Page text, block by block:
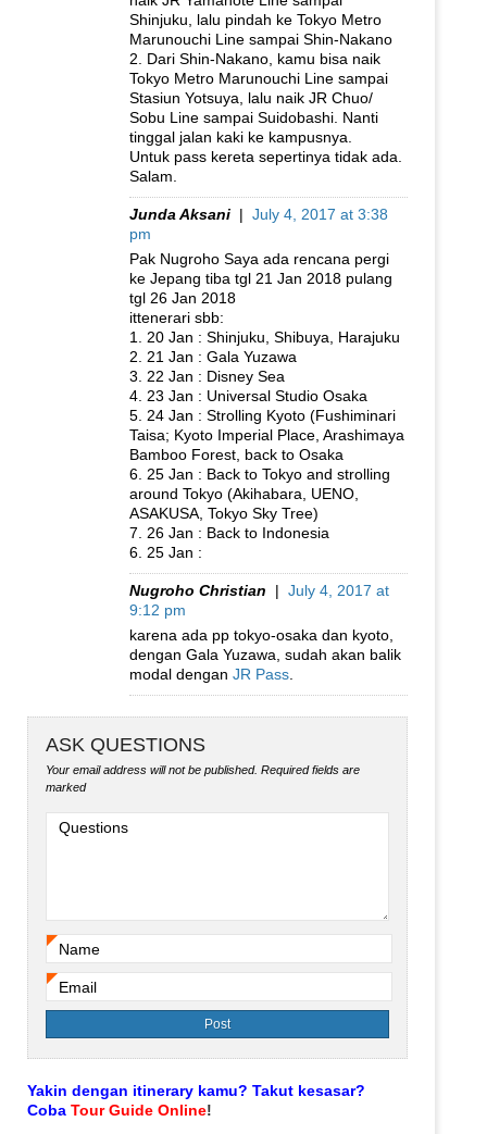
Shinjuku, lalu pindah ke Tokyo Metro
Marunouchi Line sampai Shin-Nakano
2. Dari Shin-Nakano, kamu bisa naik
Tokyo Metro Marunouchi Line sampai
Stasiun Yotsuya, lalu naik JR Chuo/
Sobu Line sampai Suidobashi. Nanti
tinggal jalan kaki ke kampusnya.
Untuk pass kereta sepertinya tidak ada.
Salam.
Junda Aksani | July 4, 2017 at 3:38
pm
Pak Nugroho Saya ada rencana pergi
ke Jepang tiba tgl 21 Jan 2018 pulang
tgl 26 Jan 2018
ittenerari sbb:
1. 20 Jan : Shinjuku, Shibuya, Harajuku
2. 21 Jan : Gala Yuzawa
3. 22 Jan : Disney Sea
4. 23 Jan : Universal Studio Osaka
5. 24 Jan : Strolling Kyoto (Fushiminari
Taisa; Kyoto Imperial Place, Arashimaya
Bamboo Forest, back to Osaka
6. 25 Jan : Back to Tokyo and strolling
around Tokyo (Akihabara, UENO,
ASAKUSA, Tokyo Sky Tree)
7. 26 Jan : Back to Indonesia
6. 25 Jan :
Nugroho Christian | July 4, 2017 at
9:12 pm
karena ada pp tokyo-osaka dan kyoto,
dengan Gala Yuzawa, sudah akan balik
modal dengan JR Pass
ASK QUESTIONS
Your email address will not be published. Required fields are
marked
Questions
Name
Email
Yakin dengan itinerary kamu? Takut kesasar?
Coba Tour Guide Online!